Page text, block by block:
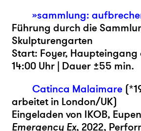
»sammlung:
Führung durch die
Skulpturengarten
Start: Foyer, Haupteingang
14:00 Uhr | Dauer ±55 min.
Catinca Malaimare
arbeitet in London/UK)
Eingeladen von IKOB,
Emergency Ex, 2022,